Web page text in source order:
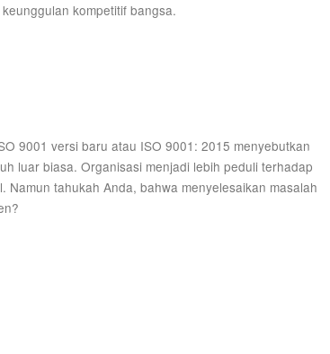
kompetitif bangsa.
9001 versi baru atau ISO 9001: 2015 menyebutkan
luar biasa. Organisasi menjadi lebih peduli terhadap
tahukah Anda, bahwa menyelesaikan masalah